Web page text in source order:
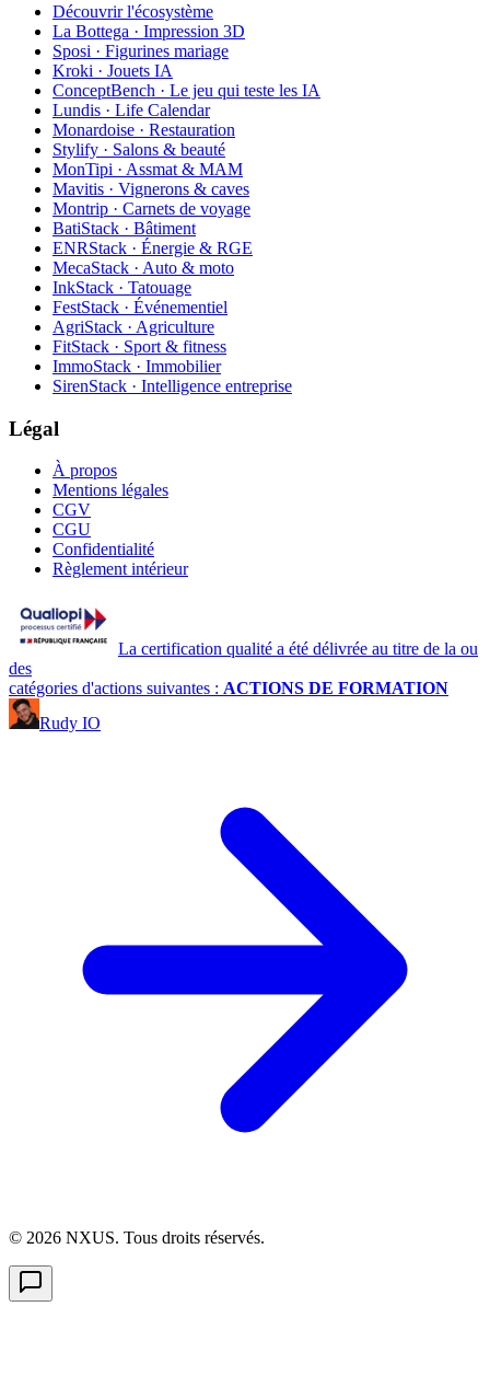
Découvrir l'écosystème
La Bottega · Impression 3D
Sposi · Figurines mariage
Kroki · Jouets IA
ConceptBench · Le jeu qui teste les IA
Lundis · Life Calendar
Monardoise · Restauration
Stylify · Salons & beauté
MonTipi · Assmat & MAM
Mavitis · Vignerons & caves
Montrip · Carnets de voyage
BatiStack · Bâtiment
ENRStack · Énergie & RGE
MecaStack · Auto & moto
InkStack · Tatouage
FestStack · Événementiel
AgriStack · Agriculture
FitStack · Sport & fitness
ImmoStack · Immobilier
SirenStack · Intelligence entreprise
Légal
À propos
Mentions légales
CGV
CGU
Confidentialité
Règlement intérieur
La certification qualité a été délivrée au titre de la ou
des
catégories d'actions suivantes : ACTIONS DE FORMATION
Rudy IO
© 2026 NXUS. Tous droits réservés.